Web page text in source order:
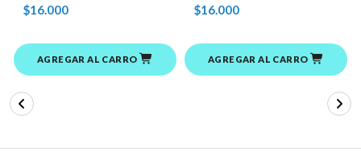
$16.000
AGREGAR AL CARRO
$16.000
AGREGAR AL CARRO